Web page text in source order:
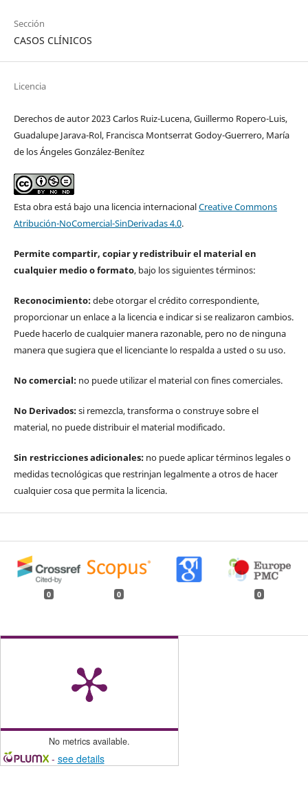
Sección
CASOS CLÍNICOS
Licencia
Derechos de autor 2023 Carlos Ruiz-Lucena, Guillermo Ropero-Luis,
Guadalupe Jarava-Rol, Francisca Montserrat Godoy-Guerrero, María
de los Ángeles González-Benítez
Esta obra está bajo una licencia internacionalCreative Commons
Atribución-NoComercial-SinDerivadas 4.0.
Permite compartir, copiar y redistribuir el material en
cualquier medio o formato, bajo los siguientes términos:
Reconocimiento:debe otorgar el crédito correspondiente,
proporcionar un enlace a la licencia e indicar si se realizaron cambios.
Puede hacerlo de cualquier manera razonable, pero no de ninguna
manera que sugiera que el licenciante lo respalda a usted o su uso.
No comercial:no puede utilizar el material con fines comerciales.
No Derivados:si remezcla, transforma o construye sobre el
material, no puede distribuir el material modificado.
Sin restricciones adicionales:no puede aplicar términos legales o
medidas tecnológicas que restrinjan legalmente a otros de hacer
cualquier cosa que permita la licencia.
0 0 0
No metrics available.
- see details